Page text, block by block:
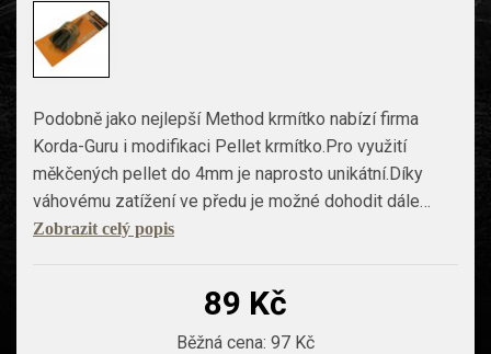
Podobně jako nejlepší Method krmítko nabízí firma
Korda-Guru i modifikaci Pellet krmítko.Pro využití
měkčených pellet do 4mm je naprosto unikátní.Díky
váhovému zatížení ve předu je možné dohodit dále…
Zobrazit celý popis
89 Kč
Běžná cena: 97 Kč